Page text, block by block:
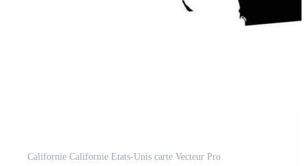
Californie Californie Etats-Unis carte Vecteur Pro